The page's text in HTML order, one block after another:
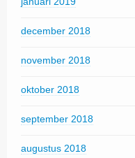
december 2018
november 2018
oktober 2018
september 2018
augustus 2018